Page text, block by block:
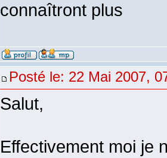
connaîtront plus
Posté le: 22 Mai 2007,
Salut,
Effectivement moi je